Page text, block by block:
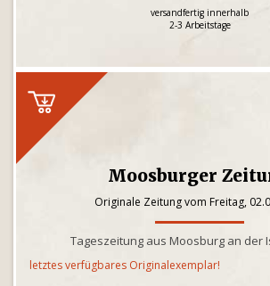
versandfertig innerhalb
2-3 Arbeitstage
Moosburger
Originale Zeitung vom Freitag,
Tageszeitung aus Moosburg an der
letztes verfügbares Originalexemplar!